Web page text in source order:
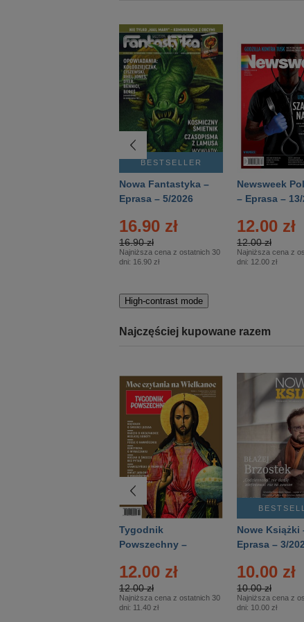
BESTSELLER
Nowa Fantastyka –
Eprasa – 5/2026
16.90 zł
16.90 zł
Najniższa cena z ostatnich 30
dni: 16.90 zł
Newsweek
– Eprasa – 13/
12.00 zł
12.00 zł
Najniższa cena z
dni: 12.00 zł
High-contrast mode
Najczęściej kupowane razem
Tygodnik
Powszechny –
12.00 zł
12.00 zł
Najniższa cena z ostatnich 30
dni: 11.40 zł
Nowe Książki
Eprasa – 3/
10.00 zł
10.00 zł
Najniższa cena z
dni: 10.00 zł